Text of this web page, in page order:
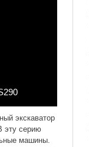
экскаватор
эту серию
машины.